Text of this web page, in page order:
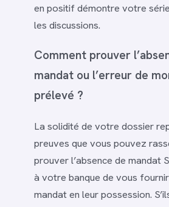
en positif démontre votre
les discussions.
Comment prouver
mandat ou l’erreur de
prélevé ?
La solidité de votre dossier
preuves que vous pouvez
prouver l’absence de mandat
à votre banque de vous
mandat en leur possession.